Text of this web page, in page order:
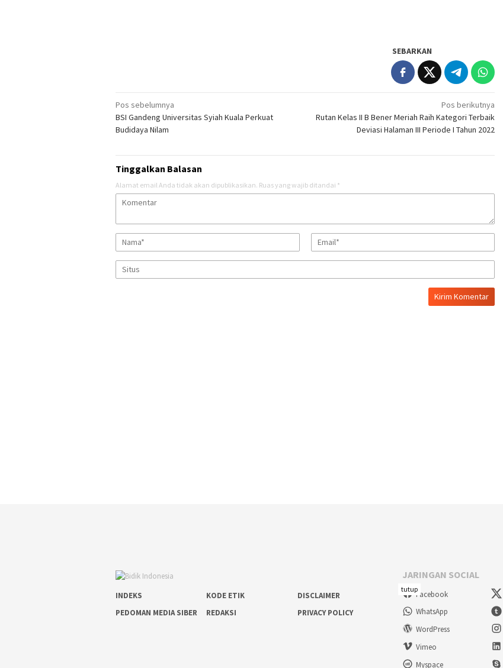
SEBARKAN
Navigasi
pos
Pos sebelumnya
BSI Gandeng Universitas Syiah Kuala Perkuat
Budidaya Nilam
Pos berikutnya
Rutan Kelas II B Bener Meriah Raih Kategori Terbaik
Deviasi Halaman III Periode I Tahun 2022
Tinggalkan Balasan
Alamat email Anda tidak akan dipublikasikan. Ruas yang wajib ditandai *
INDEKS KODE ETIK
DISCLAIMER
PEDOMAN MEDIA SIBER
REDAKSI PRIVACY POLICY
JARINGAN SOCIAL
Facebook
WhatsApp
WordPress
Vimeo
Myspace
tutup